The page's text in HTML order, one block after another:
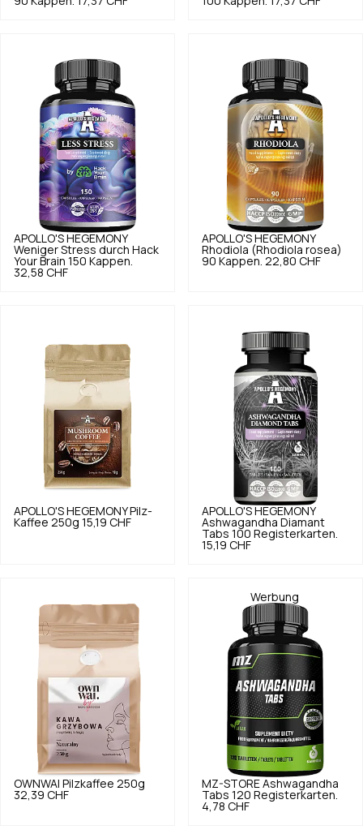
APOLLO'S HEGEMONY
Weniger Stress durch Hack
Your Brain 150 Kappen.
32,58 CHF
APOLLO'S HEGEMONY
Rhodiola (Rhodiola rosea)
90 Kappen. 22,80 CHF
APOLLO'S HEGEMONY Pilz-
Kaffee 250g 15,19 CHF
APOLLO'S HEGEMONY
Ashwagandha Diamant
Tabs 100 Registerkarten.
15,19 CHF
OWNWAI Pilzkaffee 250g
32,39 CHF
Werbung
MZ-STORE Ashwagandha
Tabs 120 Registerkarten.
4,78 CHF